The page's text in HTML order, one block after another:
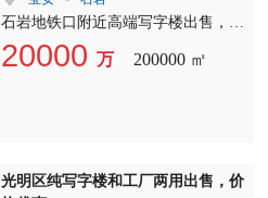
石岩地铁口附近高端写字楼出售，海
谷科技大厦出售，位置优越，红本产
权，石岩地标建筑，欢迎投资客户实
20000 万 200000 ㎡
光明区纯写字楼和工厂两用出售，价